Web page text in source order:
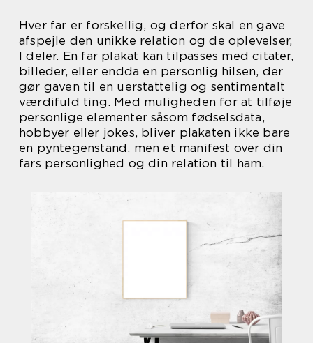
Hver far er forskellig, og derfor skal en gave
afspejle den unikke relation og de oplevelser,
I deler. En far plakat kan tilpasses med citater,
billeder, eller endda en personlig hilsen, der
gør gaven til en uerstattelig og sentimentalt
værdifuld ting. Med muligheden for at tilføje
personlige elementer såsom fødselsdata,
hobbyer eller jokes, bliver plakaten ikke bare
en pyntegenstand, men et manifest over din
fars personlighed og din relation til ham.